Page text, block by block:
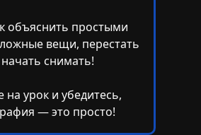
объяснить простыми
вещи, перестать
снимать!
на урок и убедитесь,
— это просто!